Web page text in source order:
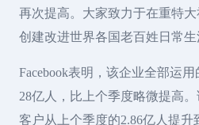
再次提高。大家致力于在重特
创建改进世界各国老百姓日常
Facebook表明，该企业全部运
28亿人，比上个季度略微提高
客户从上个季度的2.86亿人提升